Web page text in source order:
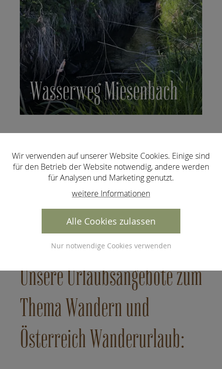
Wasserweg Miesenbach
Weitere Informationen zum
Wanderurlaub im Dorfhotel
Fasching finden Sie hier.
Unsere Urlaubsangebote zum
Thema Wandern und
Österreich Wanderurlaub:
Wir verwenden auf unserer Website Cookies. Einige sind
für den Betrieb der Website notwendig, andere werden
für Analysen und Marketing genutzt.
weitere Informationen
Alle Cookies zulassen
Nur notwendige Cookies verwenden